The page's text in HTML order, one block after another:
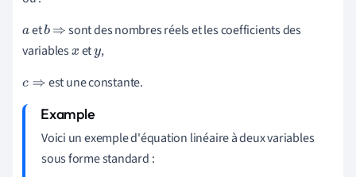
aetb⇒ sont des nombres réels et les coefficients des
variablesx ety,
c⇒ est une constante.
Voici un exemple d'équation linéaire à deux variables
sous forme standard :